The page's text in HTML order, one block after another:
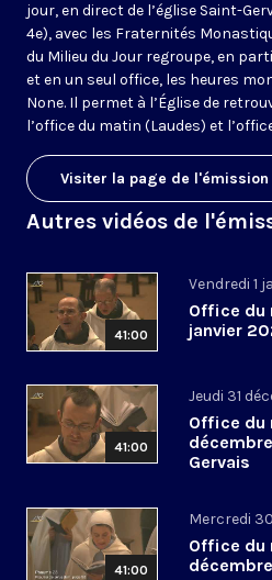
jour, en direct de l’église Saint-
4e), avec les Fraternités
du Milieu du Jour regroupe, en
et en un seul office, les heures
None. Il permet à l’Église de
l’office du matin (Laudes) et
Visiter la page de l'émission
Autres vidéos de
41:00
Vendredi 1
Office du
janvier
41:00
Jeudi 31
Office du
Gervais
41:00
Mercredi
Office du